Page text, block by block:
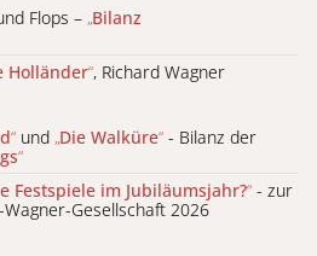
Flops – „Bilanz
Holländer“, Richard Wagner
“ und „Die Walküre“ - Bilanz der
“
Festspiele im Jubiläumsjahr?“ - zur
Gesellschaft 2026